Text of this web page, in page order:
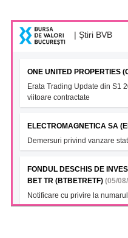
| Știri BVB
ONE UNITED PROPERTIES
Erata Trading Update din S1
viitoare contractate
ELECTROMAGNETICA SA
Demersuri privind vanzare
FONDUL DESCHIS DE
BET TR (BTBETRETF) (05/
Notificare cu privire la